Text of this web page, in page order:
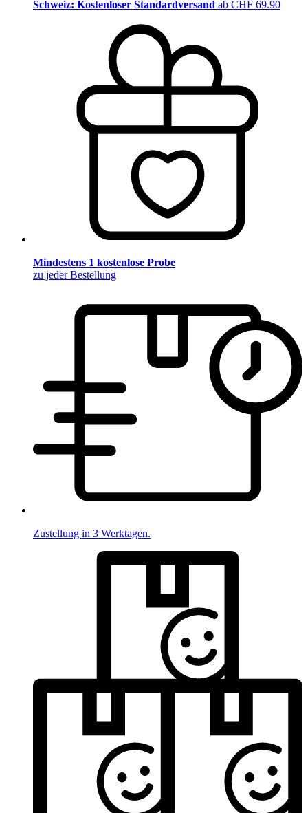
Schweiz: Kostenloser Standardversand ab CHF 69.90
Mindestens 1 kostenlose Probe
zu jeder Bestellung
Zustellung in 3 Werktagen.